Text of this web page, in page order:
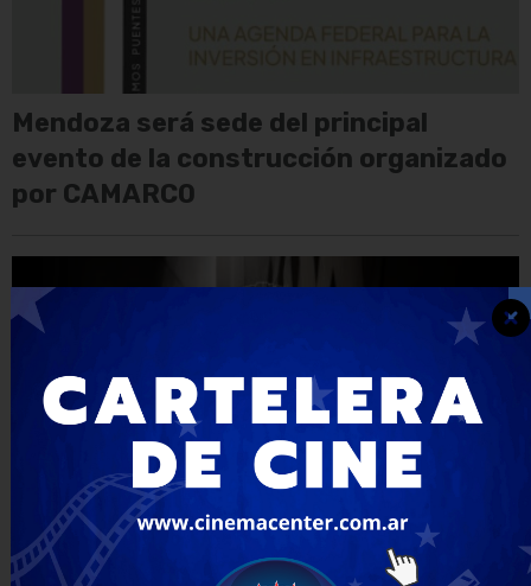
Mendoza será sede del principal
evento de la construcción organizado
por CAMARCO
Hito en su historia: Zuccardi alcanza